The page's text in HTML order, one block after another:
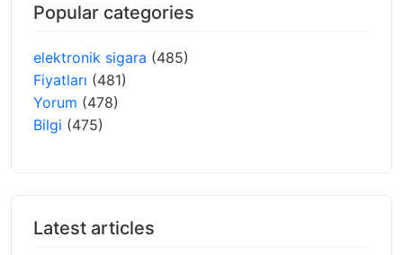
Popular categories
elektronik sigara (485)
Fiyatları (481)
Yorum (478)
Bilgi (475)
Latest articles